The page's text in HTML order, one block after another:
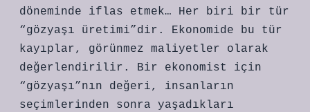
döneminde iflas etmek… Her biri bir tür
“gözyaşı üretimi”dir. Ekonomide bu tür
kayıplar, görünmez maliyetler olarak
değerlendirilir. Bir ekonomist için
“gözyaşı”nın değeri, insanların
seçimlerinden sonra yaşadıkları